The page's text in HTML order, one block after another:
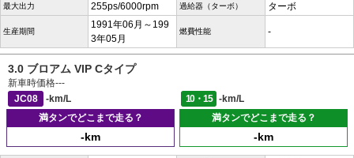
最大出力 255ps/6000rpm 過給器（ターボ） ターボ
生産期間
1991年06月～199
3年05月
燃費性能 -
3.0 ブロアム VIP Cタイプ
新車時価格---
JC08
-km/L 10・15
-km/L
満タンでどこまで走る？
-km
満タンでどこまで走る？
-km